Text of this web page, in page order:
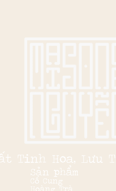
Tinh Hoa, Lưu
Sản phẩm
Cố Cung
Hoàng Trà